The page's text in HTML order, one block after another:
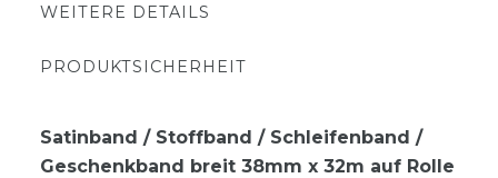
WEITERE DETAILS
PRODUKTSICHERHEIT
Satinband / Stoffband / Schleifenband /
Geschenkband breit 38mm x 32m auf Rolle